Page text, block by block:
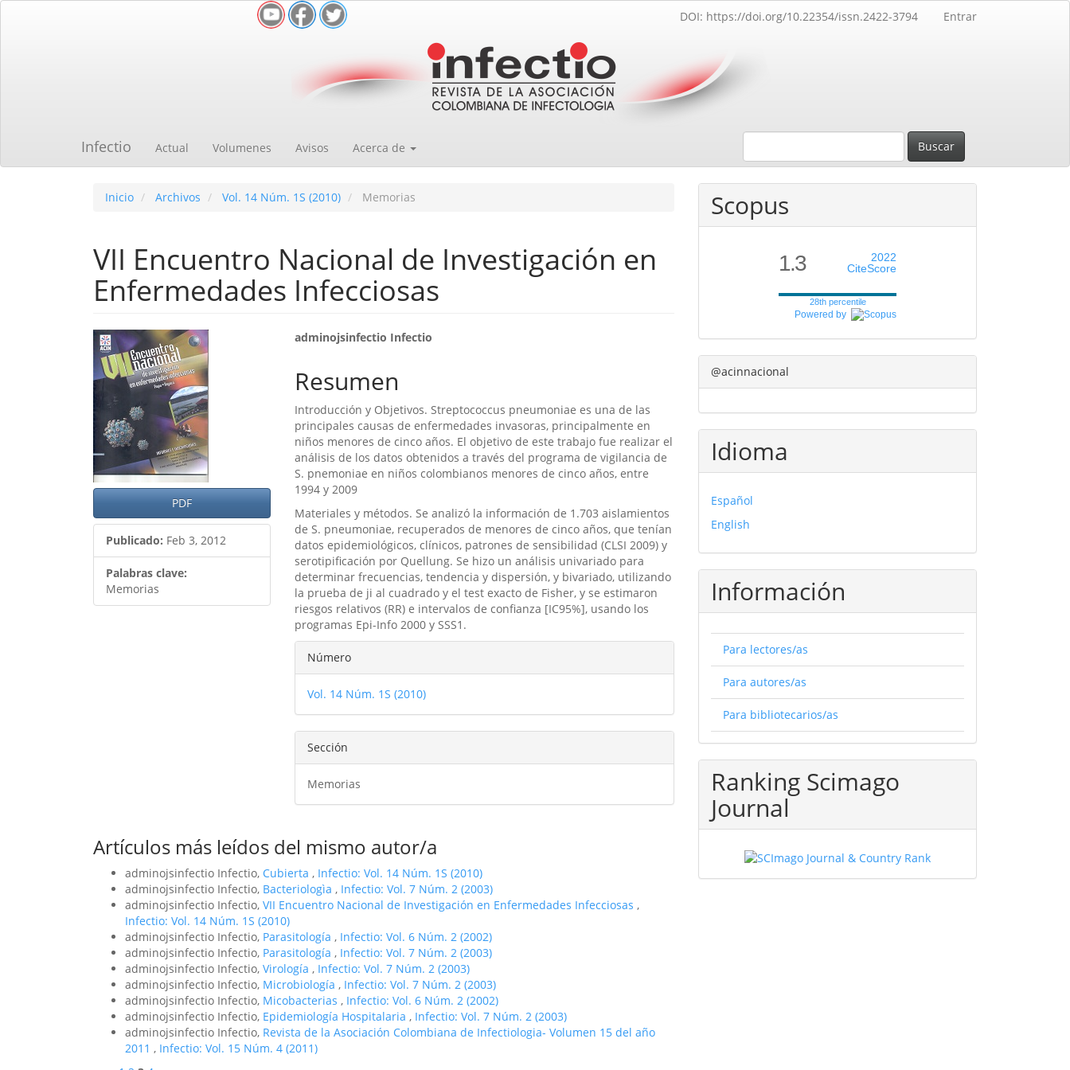
DOI: https://doi.org/10.22354/issn.2422-3794 Entrar
Infectio Actual Volumenes Avisos Acerca de Buscar
Inicio Archivos Vol. 14 Núm. 1S (2010) Memorias
VII Encuentro Nacional de Investigación en
Enfermedades Infecciosas
Barra
lateral
del
artículo
PDF
Publicado: Feb 3, 2012
Palabras clave:
Memorias
Contenido
principal
del
artículo
adminojsinfectio Infectio
Resumen
Introducción y Objetivos. Streptococcus pneumoniae es una de las
principales causas de enfermedades invasoras, principalmente en
niños menores de cinco años. El objetivo de este trabajo fue realizar el
análisis de los datos obtenidos a través del programa de vigilancia de
S. pnemoniae en niños colombianos menores de cinco años, entre
1994 y 2009
Materiales y métodos. Se analizó la información de 1.703 aislamientos
de S. pneumoniae, recuperados de menores de cinco años, que tenían
datos epidemiológicos, clínicos, patrones de sensibilidad (CLSI 2009) y
serotipificación por Quellung. Se hizo un análisis univariado para
determinar frecuencias, tendencia y dispersión, y bivariado, utilizando
la prueba de ji al cuadrado y el test exacto de Fisher, y se estimaron
riesgos relativos (RR) e intervalos de confianza [IC95%], usando los
programas Epi-Info 2000 y SSS1.
Detalles
del
artículo
Número
Vol. 14 Núm. 1S (2010)
Sección
Memorias
Artículos más leídos del mismo autor/a
adminojsinfectio Infectio, Cubierta , Infectio: Vol. 14 Núm. 1S (2010)
adminojsinfectio Infectio, Bacteriologìa , Infectio: Vol. 7 Núm. 2 (2003)
adminojsinfectio Infectio, VII Encuentro Nacional de Investigación en Enfermedades Infecciosas ,
Infectio: Vol. 14 Núm. 1S (2010)
adminojsinfectio Infectio, Parasitología , Infectio: Vol. 6 Núm. 2 (2002)
adminojsinfectio Infectio, Parasitología , Infectio: Vol. 7 Núm. 2 (2003)
adminojsinfectio Infectio, Virología , Infectio: Vol. 7 Núm. 2 (2003)
adminojsinfectio Infectio, Microbiología , Infectio: Vol. 7 Núm. 2 (2003)
adminojsinfectio Infectio, Micobacterias , Infectio: Vol. 6 Núm. 2 (2002)
adminojsinfectio Infectio, Epidemiología Hospitalaria , Infectio: Vol. 7 Núm. 2 (2003)
adminojsinfectio Infectio, Revista de la Asociación Colombiana de Infectiologia- Volumen 15 del año
2011 , Infectio: Vol. 15 Núm. 4 (2011)
Scopus
1.3
2022
CiteScore
28th percentile
Powered by
@acinnacional
Idioma
Español
English
Información
Para lectores/as
Para autores/as
Para bibliotecarios/as
Ranking Scimago
Journal